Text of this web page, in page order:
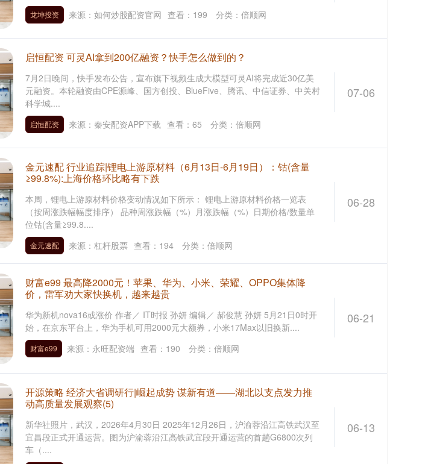
龙坤投资 来源：如何炒股配资官网 查看： 199 分类： 倍顺网
07-06
启恒配资 可灵AI拿到200亿融资？快手怎么做到的？
7月2日晚间，快手发布公告，宣布旗下视频生成大模型可灵AI将完成近30亿美
元融资。本轮融资由CPE源峰、国方创投、BlueFive、腾讯、中信证券、中关村
科学城....
启恒配资 来源：秦安配资APP下载 查看： 65 分类： 倍顺网
06-28
金元速配 行业追踪|锂电上游原材料（6月13日-6月19日）：钴(含量
≥99.8%):上海价格环比略有下跌
本周，锂电上游原材料价格变动情况如下所示： 锂电上游原材料价格一览表
（按周涨跌幅幅度排序） 品种周涨跌幅（%）月涨跌幅（%）日期价格/数量单
位钴(含量≥99.8....
金元速配 来源：杠杆股票 查看： 194 分类： 倍顺网
06-21
财富e99 最高降2000元！苹果、华为、小米、荣耀、OPPO集体降
价，雷军劝大家快换机，越来越贵
华为新机nova16或涨价 作者／ IT时报 孙妍 编辑／ 郝俊慧 孙妍 5月21日0时开
始，在京东平台上，华为手机可用2000元大额券，小米17Max以旧换新....
财富e99 来源：永旺配资端 查看： 190 分类： 倍顺网
06-13
开源策略 经济大省调研行|崛起成势 谋新有道——湖北以支点发力推
动高质量发展观察(5)
新华社照片，武汉，2026年4月30日 2025年12月26日，沪渝蓉沿江高铁武汉至
宜昌段正式开通运营。图为沪渝蓉沿江高铁武宜段开通运营的首趟G6800次列
车（....